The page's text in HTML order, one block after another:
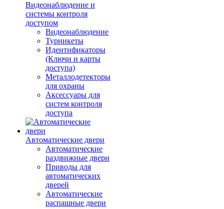
Видеонаблюдение и
системы контроля
доступом
Видеонаблюдение
Турникеты
Идентификаторы
(Ключи и карты
доступа)
Металлодетекторы
для охраны
Аксессуары для
систем контроля
доступа
Автоматические двери
Автоматические
раздвижные двери
Приводы для
автоматических
дверей
Автоматические
распашные двери